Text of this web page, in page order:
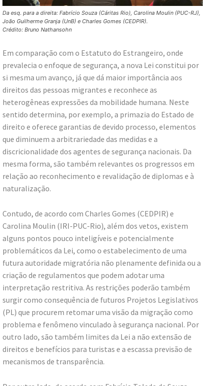
Da esq. para a direita: Fabrício Souza (Cáritas Rio), Carolina Moulin (PUC-RJ),
João Guilherme Granja (UnB) e Charles Gomes (CEDPIR).
Crédito: Bruno Nathansohn
Em comparação com o Estatuto do Estrangeiro, onde
prevalecia o enfoque de segurança, a nova Lei constitui por
si mesma um avanço, já que dá maior importância aos
direitos das pessoas migrantes e reconhece as
heterogêneas expressões da mobilidade humana. Neste
sentido determina, por exemplo, a primazia do Estado de
direito e oferece garantias de devido processo, elementos
que diminuem a arbitrariedade das medidas e a
discricionalidade dos agentes de segurança nacionais. Da
mesma forma, são também relevantes os progressos em
relação ao reconhecimento e revalidação de diplomas e à
naturalização.
Contudo, de acordo com Charles Gomes (CEDPIR) e
Carolina Moulin (IRI-PUC-Rio), além dos vetos, existem
alguns pontos pouco inteligíveis e potencialmente
problemáticos da Lei, como o estabelecimento de uma
futura autoridade migratória não plenamente definida ou a
criação de regulamentos que podem adotar uma
interpretação restritiva. As restrições poderão também
surgir como consequência de futuros Projetos Legislativos
(PL) que procurem retomar uma visão da migração como
problema e fenômeno vinculado à segurança nacional. Por
outro lado, são também limites da Lei a não extensão de
direitos e benefícios para turistas e a escassa previsão de
mecanismos de transparência.